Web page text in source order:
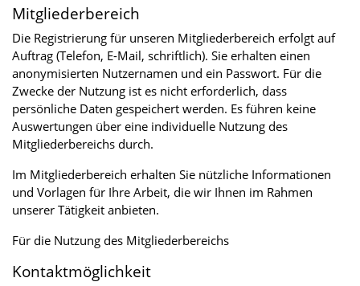
Mitgliederbereich
Die Registrierung für unseren Mitgliederbereich erfolgt auf
Auftrag (Telefon, E-Mail, schriftlich). Sie erhalten einen
anonymisierten Nutzernamen und ein Passwort. Für die
Zwecke der Nutzung ist es nicht erforderlich, dass
persönliche Daten gespeichert werden. Es führen keine
Auswertungen über eine individuelle Nutzung des
Mitgliederbereichs durch.
Im Mitgliederbereich erhalten Sie nützliche Informationen
und Vorlagen für Ihre Arbeit, die wir Ihnen im Rahmen
unserer Tätigkeit anbieten.
Für die Nutzung des Mitgliederbereichs
Kontaktmöglichkeit